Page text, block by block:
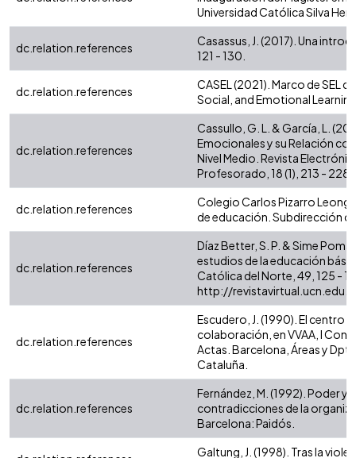
Universidad Católica Silva
dc.relation.references
Casassus, J. (2017). Una
121 - 130.
dc.relation.references
CASEL (2021). Marco de SEL
Social, and Emotional
dc.relation.references
Cassullo, G. L. & García, L.
Emocionales y su Relación
Nivel Medio. Revista
Profesorado, 18 (1), 213 -
dc.relation.references
Colegio Carlos Pizarro
de educación. Subdirección
dc.relation.references
Díaz Better, S. P. & Sime
estudios de la educación
Católica del Norte, 49, 125 -
http://
dc.relation.references
Escudero, J. (1990). El centro
colaboración, en VVAA, I
Actas. Barcelona, Áreas y
Cataluña.
dc.relation.references
Fernández, M. (1992). Poder
contradicciones de la
Barcelona: Paidós.
Galtung, J. (1998). Tras la